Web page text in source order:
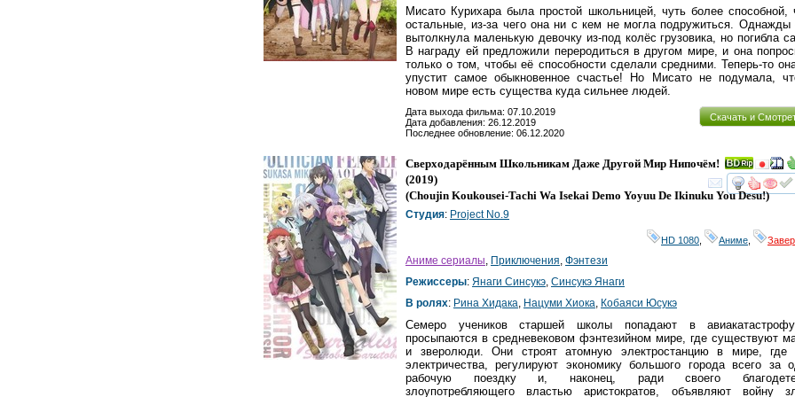
Мисато Курихара была простой школьницей, чуть более способной,
остальные, из-за чего она ни с кем не могла подружиться. Однажды
вытолкнула маленькую девочку из-под колёс грузовика, но погибла
В награду ей предложили переродиться в другом мире, и она
только о том, чтобы её способности сделали средними. Теперь-то
упустит самое обыкновенное счастье! Но Мисато не подумала,
новом мире есть существа куда сильнее людей.
Скачать и
Дата выхода фильма: 07.10.2019
Дата добавления: 26.12.2019
Последнее обновление: 06.12.2020
Сверходарённым Школьникам Даже Другой Мир Нипочём!
(2019)
(Choujin Koukousei-Tachi Wa Isekai Demo Yoyuu De Ikinuku You Desu!)
Студия: Project No.9
HD 1080, Аниме,
Аниме сериалы, Приключения, Фэнтези
Режиссеры: Янаги Синсукэ, Синсукэ Янаги
В ролях: Рина Хидака, Нацуми Хиока, Кобаяси Юсукэ
Семеро учеников старшей школы попадают в
просыпаются в средневековом фэнтезийном мире, где существуют
и зверолюди. Они строят атомную электростанцию в мире, где
электричества, регулируют экономику большого города всего за
рабочую поездку и, наконец, ради своего
злоупотребляющего властью аристократов, объявляют войну